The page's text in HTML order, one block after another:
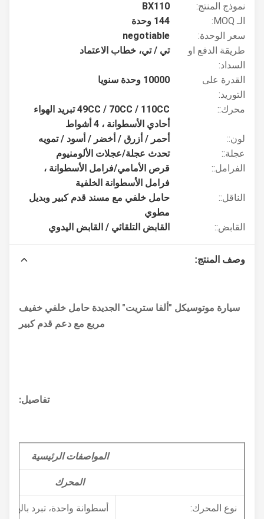
نموذج المنتج:
BX110
سعر الوحدة:
negotiable
طريقة الدفع او
السداد:
تي / تي، خطاب الاعتماد
القدرة على
التوريد:
10000 وحدة سنويا
محرك::
49CC / 70CC / 110CC تبريد الهواء
أحادي الأسطوانة ، 4 أشواط
أحمر / أزرق / أخضر / أسود / تمويه
عجلة::
تحدث عجلة/عجلات الألومنيوم
الفرامل::
قرص الأمامي/فرامل الأسطوانة ،
فرامل الأسطوانة الخلفية
الناقل::
حامل خلفي مع مسند قدم كبير وبديل
مطوي
القابض::
القابض التلقائي / القابض اليدوي
وصف المنتج:
سيارة موتوسيكل "ألفا ستريت" الجديدة حامل خلفي خفيف
مربع مع دعم قدم كبير
تفاصيل:
المواصفات الرئيسية
المحرك
نوع المحرك: أسطوانة واحدة، تبرد بالهواء،